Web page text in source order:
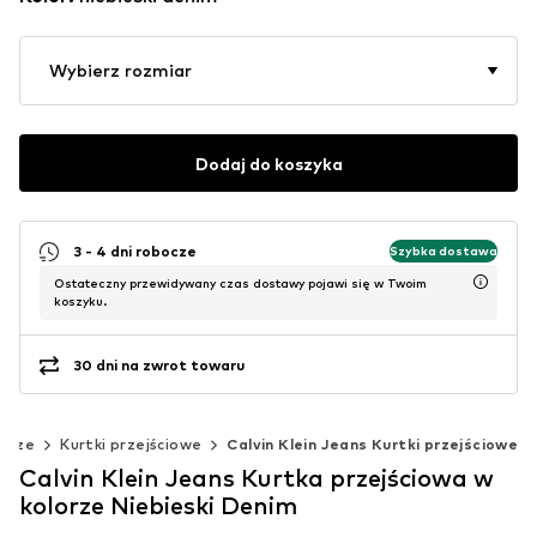
Wybierz rozmiar
Dodaj do koszyka
3 - 4 dni robocze Szybka dostawa
Ostateczny przewidywany czas dostawy pojawi się w Twoim
koszyku.
30 dni na zwrot towaru
Kurtki przejściowe Calvin Klein Jeans Kurtki przejściowe
Calvin Klein Jeans Kurtka przejściowa w
kolorze Niebieski Denim